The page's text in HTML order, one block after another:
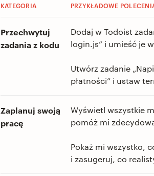
KATEGORIA PRZYKŁADOWE
Przechwytuj
zadania z kodu
Dodaj w Todoist
login.js” i umieść je
Utwórz zadanie
płatności” i ustaw
Zaplanuj swoją
pracę
Wyświetl wszystkie
pomóż mi
Pokaż mi wszystko,
i zasugeruj, co